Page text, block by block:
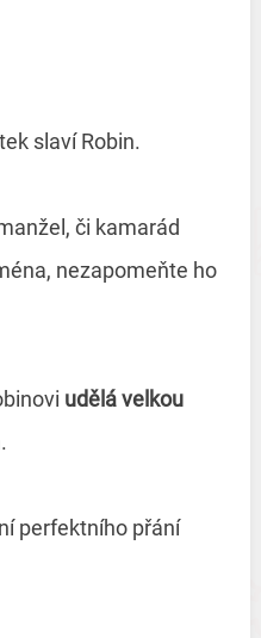
slaví Robin.
či kamarád
nezapomeňte ho
udělá velkou
perfektního přání